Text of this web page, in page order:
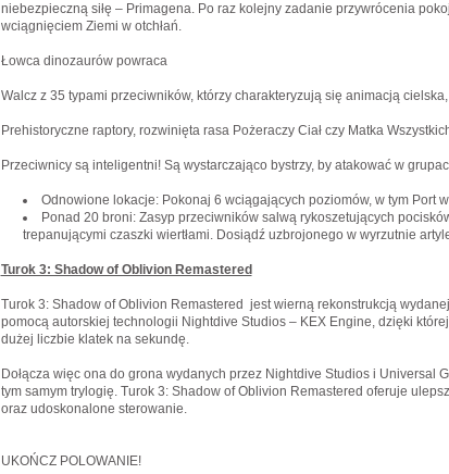
niebezpieczną siłę – Primagena. Po raz kolejny zadanie przywrócenia
wciągnięciem Ziemi w otchłań.
Łowca dinozaurów powraca
Walcz z 35 typami przeciwników, którzy charakteryzują się animacją
Prehistoryczne raptory, rozwinięta rasa Pożeraczy Ciał czy Matka
Przeciwnicy są inteligentni! Są wystarczająco bystrzy, by atakować w
Odnowione lokacje: Pokonaj 6 wciągających poziomów, w tym Port
Ponad 20 broni: Zasyp przeciwników salwą rykoszetujących
trepanującymi czaszki wiertłami. Dosiądź uzbrojonego w wyrzutnie
Turok 3: Shadow of Oblivion Remastered
Turok 3: Shadow of Oblivion Remastered jest wierną rekonstrukcją
pomocą autorskiej technologii Nightdive Studios – KEX Engine, dzięki
dużej liczbie klatek na sekundę.
Dołącza więc ona do grona wydanych przez Nightdive Studios i
tym samym trylogię. Turok 3: Shadow of Oblivion Remastered oferuje
oraz udoskonalone sterowanie.‎
UKOŃCZ POLOWANIE!